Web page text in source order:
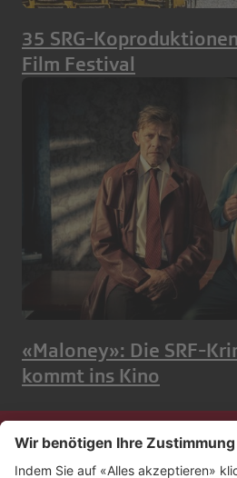
35 SRG-
Film Festival
«Maloney»: Die SRF-
kommt ins Kino